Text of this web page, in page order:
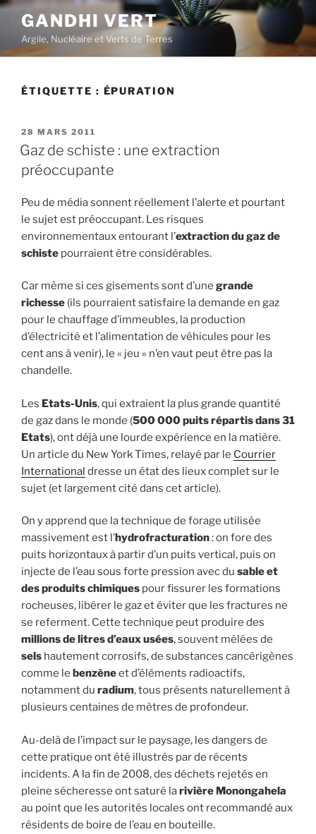
Aller
contenu
principal
GANDHI VERT
Argile, Nucléaire et Verts de Terres
ÉTIQUETTE : ÉPURATION
PUBLIÉ
LE
28 MARS 2011
Gaz de schiste : une extraction
préoccupante
Peu de média sonnent réellement l’alerte et pourtant
le sujet est préoccupant. Les risques
environnementaux entourant l’extraction du gaz de
schiste pourraient être considérables.
Car même si ces gisements sont d’une grande
richesse (ils pourraient satisfaire la demande en gaz
pour le chauffage d’immeubles, la production
d’électricité et l’alimentation de véhicules pour les
cent ans à venir), le « jeu » n’en vaut peut être pas la
chandelle.
Les Etats-Unis, qui extraient la plus grande quantité
de gaz dans le monde (500 000 puits répartis dans 31
Etats), ont déjà une lourde expérience en la matière.
Un article du New York Times, relayé par le Courrier
International dresse un état des lieux complet sur le
sujet (et largement cité dans cet article).
On y apprend que la technique de forage utilisée
massivement est l’hydrofracturation: on fore des
puits horizontaux à partir d’un puits vertical, puis on
injecte de l’eau sous forte pression avec du sable et
des produits chimiques pour fissurer les formations
rocheuses, libérer le gaz et éviter que les fractures ne
se referment. Cette technique peut produire des
millions de litres d’eaux usées, souvent mêlées de
sels hautement corrosifs, de substances cancérigènes
comme le benzèneet d’éléments radioactifs,
notamment du radium, tous présents naturellement à
plusieurs centaines de mètres de profondeur.
Au-delà de l’impact sur le paysage, les dangers de
cette pratique ont été illustrés par de récents
incidents. A la fin de 2008, des déchets rejetés en
pleine sécheresse ont saturé larivière Monongahela
au point que les autorités locales ont recommandé aux
résidents de boire de l’eau en bouteille.